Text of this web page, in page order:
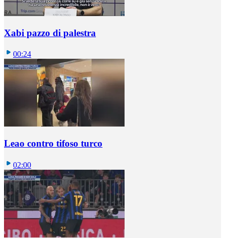
Xabi pazzo di palestra
00:24
Leao contro tifoso turco
02:00